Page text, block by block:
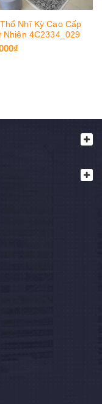
Nhĩ Kỳ Cao Cấp
Nhiên 4C2334_029